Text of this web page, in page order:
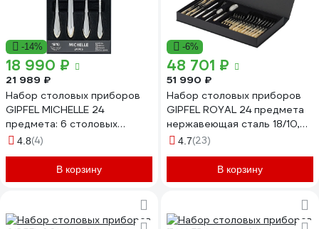
-14%
18 990 ₽
21 989 ₽
Набор столовых приборов
GIPFEL MICHELLE 24
предмета: 6 столовых
ложек, 6 чайных ложек, 6
нержавеющая сталь 18/10
51237
4.8(4)
В корзину
-6%
48 701 ₽
51 990 ₽
Набор столовых приборов
GIPFEL ROYAL 24 предмета
нержавеющая сталь 18/10,
метакрил 8613
4.7(23)
В корзину